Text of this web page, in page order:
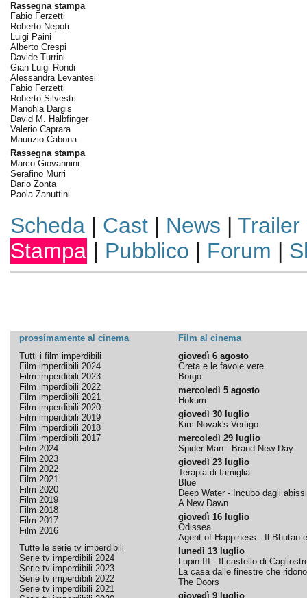
Rassegna stampa
Fabio Ferzetti
Roberto Nepoti
Luigi Paini
Alberto Crespi
Davide Turrini
Gian Luigi Rondi
Alessandra Levantesi
Fabio Ferzetti
Roberto Silvestri
Manohla Dargis
David M. Halbfinger
Valerio Caprara
Maurizio Cabona
Rassegna stampa
Marco Giovannini
Serafino Murri
Dario Zonta
Paola Zanuttini
Scheda| Cast| News | Trailer
Stampa | Pubblico | Forum |
prossimamente al cinema
Film al cinema
Tutti i film imperdibili
Film imperdibili 2024
Film imperdibili 2023
Film imperdibili 2022
Film imperdibili 2021
Film imperdibili 2020
Film imperdibili 2019
Film imperdibili 2018
Film imperdibili 2017
Film 2024
Film 2023
Film 2022
Film 2021
Film 2020
Film 2019
Film 2018
Film 2017
Film 2016
Tutte le serie tv imperdibili
Serie tv imperdibili 2024
Serie tv imperdibili 2023
Serie tv imperdibili 2022
Serie tv imperdibili 2021
giovedì 6 agosto
Greta e le favole vere
Borgo
mercoledì 5 agosto
Hokum
giovedì 30 luglio
Kim Novak's Vertigo
mercoledì 29 luglio
Spider-Man - Brand New Day
giovedì 23 luglio
Terapia di famiglia
Blue
Deep Water - Incubo dagli abissi
A New Dawn
giovedì 16 luglio
Odissea
Agent of Happiness - Il Bhutan
lunedì 13 luglio
Lupin III - Il castello di
La casa dalle finestre che ridono
The Doors
giovedì 9 luglio